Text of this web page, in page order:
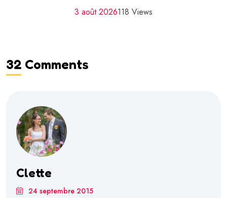
3 août 2026118 Views
32 Comments
Clette
24 septembre 2015